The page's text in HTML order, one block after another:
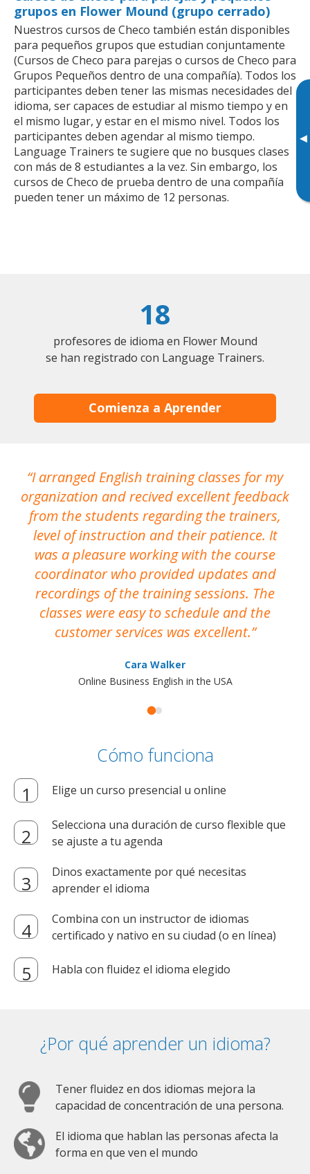
▸
grupos en Flower Mound (grupo cerrado)
Nuestros cursos de Checo también están disponibles
para pequeños grupos que estudian conjuntamente
(Cursos de Checo para parejas o cursos de Checo para
Grupos Pequeños dentro de una compañía). Todos los
participantes deben tener las mismas necesidades del
idioma, ser capaces de estudiar al mismo tiempo y en
el mismo lugar, y estar en el mismo nivel. Todos los
participantes deben agendar al mismo tiempo.
Language Trainers te sugiere que no busques clases
con más de 8 estudiantes a la vez. Sin embargo, los
cursos de Checo de prueba dentro de una compañía
pueden tener un máximo de 12 personas.
18
profesores de idioma en Flower Mound
se han registrado con Language Trainers.
Comienza a Aprender
I arranged English training classes for my
organization and recived excellent feedback
from the students regarding the trainers,
level of instruction and their patience. It
was a pleasure working with the course
coordinator who provided updates and
recordings of the training sessions. The
classes were easy to schedule and the
customer services was excellent.
Cara Walker
Online Business English in the USA
Cómo funciona
Elige un curso presencial u online
Selecciona una duración de curso flexible que
se ajuste a tu agenda
Dinos exactamente por qué necesitas
aprender el idioma
Combina con un instructor de idiomas
certificado y nativo en su ciudad (o en línea)
Habla con fluidez el idioma elegido
¿Por qué aprender un idioma?
Tener fluidez en dos idiomas mejora la
capacidad de concentración de una persona.
El idioma que hablan las personas afecta la
forma en que ven el mundo